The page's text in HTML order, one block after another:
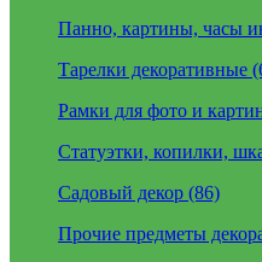
Панно, картины, часы
Тарелки декоративные
Рамки для фото и
Статуэтки, копилки,
Садовый декор (86)
Прочие предметы